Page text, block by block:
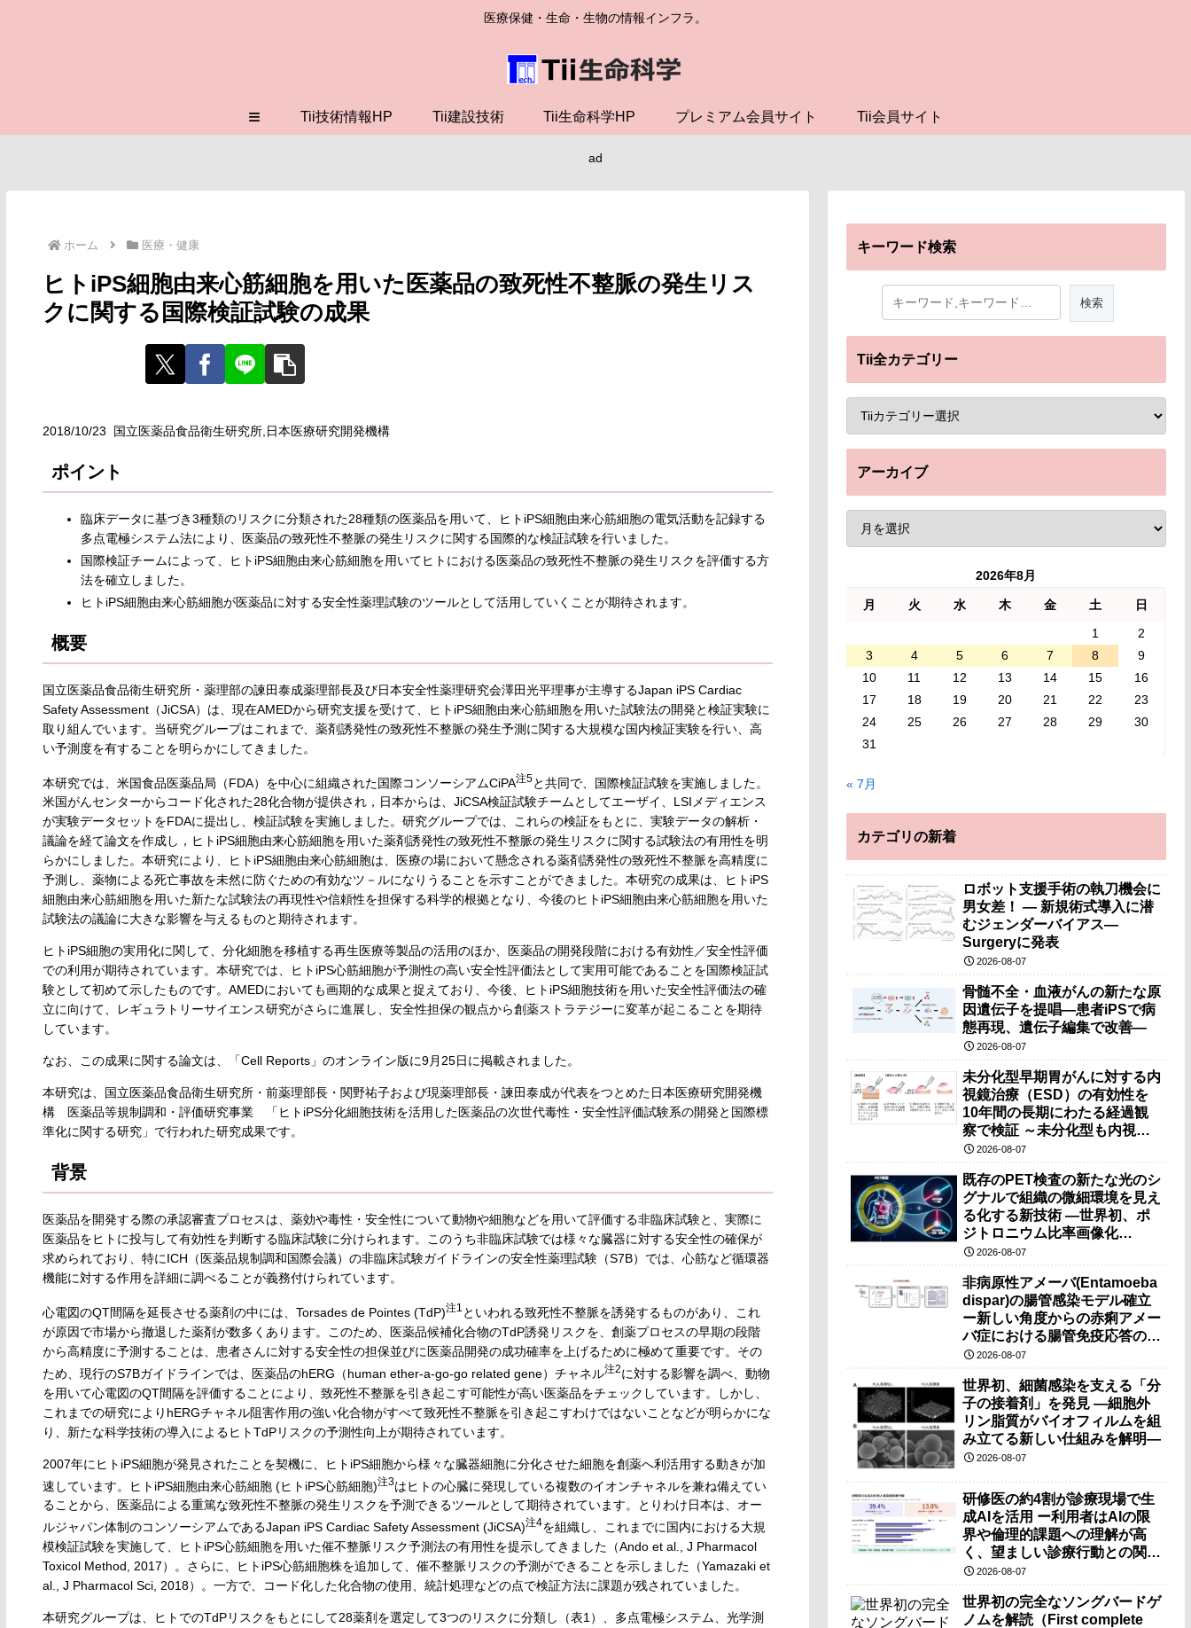
医療保健・生命・生物の情報インフラ。
≡ Tii技術情報HP Tii建設技術 Tii生命科学HP プレミアム会員サイト Tii会員サイト
ad
ホーム 医療・健康
ヒトiPS細胞由来心筋細胞を用いた医薬品の致死性不整脈の発生リス
クに関する国際検証試験の成果
2018/10/23 国立医薬品食品衛生研究所,日本医療研究開発機構
ポイント
臨床データに基づき3種類のリスクに分類された28種類の医薬品を用いて、ヒトiPS細胞由来心筋細胞の電気活動を記録する
多点電極システム法により、医薬品の致死性不整脈の発生リスクに関する国際的な検証試験を行いました。
国際検証チームによって、ヒトiPS細胞由来心筋細胞を用いてヒトにおける医薬品の致死性不整脈の発生リスクを評価する方
法を確立しました。
ヒトiPS細胞由来心筋細胞が医薬品に対する安全性薬理試験のツールとして活用していくことが期待されます。
概要
国立医薬品食品衛生研究所・薬理部の諫田泰成薬理部長及び日本安全性薬理研究会澤田光平理事が主導するJapan iPS Cardiac
Safety Assessment（JiCSA）は、現在AMEDから研究支援を受けて、ヒトiPS細胞由来心筋細胞を用いた試験法の開発と検証実験に
取り組んでいます。当研究グループはこれまで、薬剤誘発性の致死性不整脈の発生予測に関する大規模な国内検証実験を行い、高
い予測度を有することを明らかにしてきました。
本研究では、米国食品医薬品局（FDA）を中心に組織された国際コンソーシアムCiPA注5と共同で、国際検証試験を実施しました。
米国がんセンターからコード化された28化合物が提供され，日本からは、JiCSA検証試験チームとしてエーザイ、LSIメディエンス
が実験データセットをFDAに提出し、検証試験を実施しました。研究グループでは、これらの検証をもとに、実験データの解析・
議論を経て論文を作成し，ヒトiPS細胞由来心筋細胞を用いた薬剤誘発性の致死性不整脈の発生リスクに関する試験法の有用性を明
らかにしました。本研究により、ヒトiPS細胞由来心筋細胞は、医療の場において懸念される薬剤誘発性の致死性不整脈を高精度に
予測し、薬物による死亡事故を未然に防ぐための有効なツ－ルになりうることを示すことができました。本研究の成果は、ヒトiPS
細胞由来心筋細胞を用いた新たな試験法の再現性や信頼性を担保する科学的根拠となり、今後のヒトiPS細胞由来心筋細胞を用いた
試験法の議論に大きな影響を与えるものと期待されます。
ヒトiPS細胞の実用化に関して、分化細胞を移植する再生医療等製品の活用のほか、医薬品の開発段階における有効性／安全性評価
での利用が期待されています。本研究では、ヒトiPS心筋細胞が予測性の高い安全性評価法として実用可能であることを国際検証試
験として初めて示したものです。AMEDにおいても画期的な成果と捉えており、今後、ヒトiPS細胞技術を用いた安全性評価法の確
立に向けて、レギュラトリーサイエンス研究がさらに進展し、安全性担保の観点から創薬ストラテジーに変革が起こることを期待
しています。
なお、この成果に関する論文は、「Cell Reports」のオンライン版に9月25日に掲載されました。
本研究は、国立医薬品食品衛生研究所・前薬理部長・関野祐子および現薬理部長・諫田泰成が代表をつとめた日本医療研究開発機
構 医薬品等規制調和・評価研究事業 「ヒトiPS分化細胞技術を活用した医薬品の次世代毒性・安全性評価試験系の開発と国際標
準化に関する研究」で行われた研究成果です。
背景
医薬品を開発する際の承認審査プロセスは、薬効や毒性・安全性について動物や細胞などを用いて評価する非臨床試験と、実際に
医薬品をヒトに投与して有効性を判断する臨床試験に分けられます。このうち非臨床試験では様々な臓器に対する安全性の確保が
求められており、特にICH（医薬品規制調和国際会議）の非臨床試験ガイドラインの安全性薬理試験（S7B）では、心筋など循環器
機能に対する作用を詳細に調べることが義務付けられています。
心電図のQT間隔を延長させる薬剤の中には、Torsades de Pointes (TdP)注1 といわれる致死性不整脈を誘発するものがあり、これ
が原因で市場から撤退した薬剤が数多くあります。このため、医薬品候補化合物のTdP誘発リスクを、創薬プロセスの早期の段階
から高精度に予測することは、患者さんに対する安全性の担保並びに医薬品開発の成功確率を上げるために極めて重要です。その
ため、現行のS7Bガイドラインでは、医薬品のhERG（human ether-a-go-go related gene）チャネル注2に対する影響を調べ、動物
を用いて心電図のQT間隔を評価することにより、致死性不整脈を引き起こす可能性が高い医薬品をチェックしています。しかし、
これまでの研究によりhERGチャネル阻害作用の強い化合物がすべて致死性不整脈を引き起こすわけではないことなどが明らかにな
り、新たな科学技術の導入によるヒトTdPリスクの予測性向上が期待されています。
2007年にヒトiPS細胞が発見されたことを契機に、ヒトiPS細胞から様々な臓器細胞に分化させた細胞を創薬へ利活用する動きが加
速しています。ヒトiPS細胞由来心筋細胞 (ヒトiPS心筋細胞)注3はヒトの心臓に発現している複数のイオンチャネルを兼ね備えてい
ることから、医薬品による重篤な致死性不整脈の発生リスクを予測できるツールとして期待されています。とりわけ日本は、オー
ルジャパン体制のコンソーシアムであるJapan iPS Cardiac Safety Assessment (JiCSA)注4を組織し、これまでに国内における大規
模検証試験を実施して、ヒトiPS心筋細胞を用いた催不整脈リスク予測法の有用性を提示してきました（Ando et al., J Pharmacol
Toxicol Method, 2017）。さらに、ヒトiPS心筋細胞株を追加して、催不整脈リスクの予測ができることを示しました（Yamazaki et
al., J Pharmacol Sci, 2018）。一方で、コード化した化合物の使用、統計処理などの点で検証方法に課題が残されていました。
本研究グループは、ヒトでのTdPリスクをもとにして28薬剤を選定して3つのリスクに分類し（表1）、多点電極システム、光学測
キーワード検索
Tii全カテゴリー
アーカイブ
2026年8月
月 火 水 木 金 土
日
1
2
3
4 5 6 7 8
9
10
11 12 13 14 15
16
17
18 19 20 21 22
23
24
25 26 27 28 29
30
31
« 7月
カテゴリの新着
ロボット支援手術の執刀機会に
男女差！ — 新規術式導入に潜
むジェンダーバイアス—
Surgeryに発表
2026-08-07
骨髄不全・血液がんの新たな原
因遺伝子を提唱―患者iPSで病
態再現、遺伝子編集で改善―
2026-08-07
未分化型早期胃がんに対する内
視鏡治療（ESD）の有効性を
10年間の長期にわたる経過観
察で検証 ～未分化型も内視鏡
治療で胃の温存が可能～
2026-08-07
既存のPET検査の新たな光のシ
グナルで組織の微細環境を見え
る化する新技術 ―世界初、ポ
ジトロニウム比率画像化
（PRI）の原理検証に成功―
2026-08-07
非病原性アメーバ(Entamoeba
dispar)の腸管感染モデル確立
ー新しい角度からの赤痢アメー
バ症における腸管免疫応答の理
解に期待ー
2026-08-07
世界初、細菌感染を支える「分
子の接着剤」を発見 ―細胞外
リン脂質がバイオフィルムを組
み立てる新しい仕組みを解明―
2026-08-07
研修医の約4割が診療現場で生
成AIを活用 ー利用者はAIの限
界や倫理的課題への理解が高
く、望ましい診療行動との関連
も確認ー
2026-08-07
世界初の完全なソングバードゲ
ノムを解読（First complete